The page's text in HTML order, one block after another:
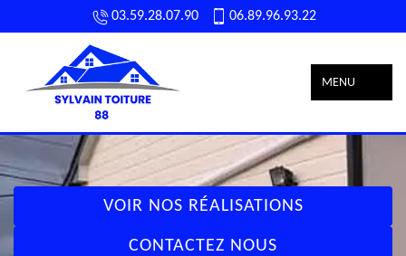
03.59.28.07.90 06.89.96.93.22
MENU
VOIR NOS RÉALISATIONS
CONTACTEZ NOUS